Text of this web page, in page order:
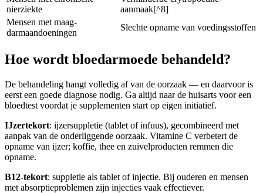
nierziekte
aanmaak[^8]
Mensen met maag-
darmaandoeningen
Slechte opname van voedingsstoffen
Hoe wordt bloedarmoede behandeld?
De behandeling hangt volledig af van de oorzaak — en daarvoor is
eerst een goede diagnose nodig. Ga altijd naar de huisarts voor een
bloedtest voordat je supplementen start op eigen initiatief.
IJzertekort: ijzersuppletie (tablet of infuus), gecombineerd met
aanpak van de onderliggende oorzaak. Vitamine C verbetert de
opname van ijzer; koffie, thee en zuivelproducten remmen die
opname.
B12-tekort: suppletie als tablet of injectie. Bij ouderen en mensen
met absorptieproblemen zijn injecties vaak effectiever.